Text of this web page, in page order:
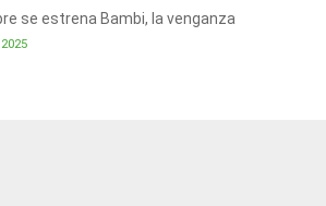
se estrena Bambi, la venganza